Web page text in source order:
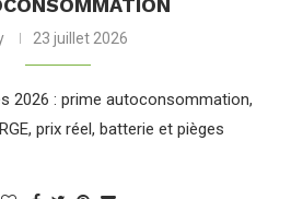
23 juillet 2026
2026 : prime autoconsommation,
prix réel, batterie et pièges